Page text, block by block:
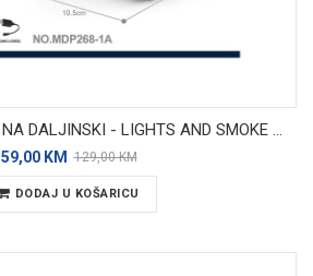
AKCIJA - RC BAGER NA DALJINSKI - LIGHTS AND SMOKE EXCAVATOR
59,00 KM 129,00 KM
DODAJ U KOŠARICU